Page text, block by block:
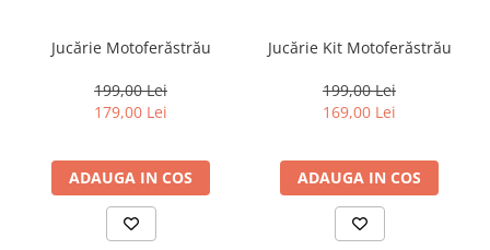
Jucărie Motoferăstrău
199,00 Lei
179,00 Lei
ADAUGA IN COS
Jucărie Kit Motoferăstrău
199,00 Lei
169,00 Lei
ADAUGA IN COS